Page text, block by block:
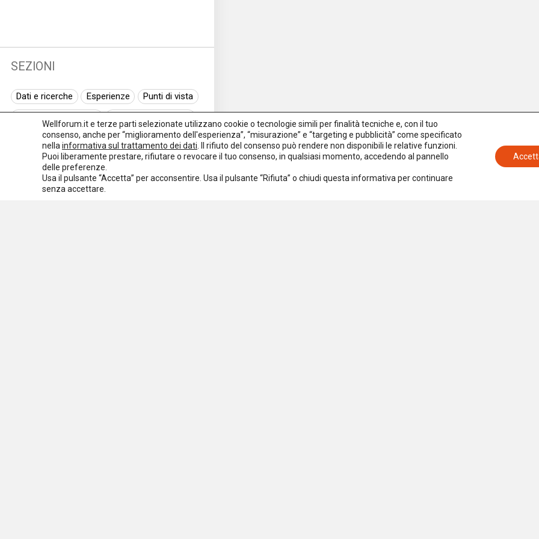
SEZIONI
Dati e ricerche Esperienze
Punti di vista
Normativa europea
Rassegna normativa
I seminari di Welforum
Eventi
Spazio ai promotori
Wellforum.it e terze parti selezionate utilizzano cookie o tecnologie simili per finalità tecniche e, con il tuo
consenso, anche per “miglioramento dell'esperienza”, “misurazione” e “targeting e pubblicità” come specificato
nella informativa sul trattamento dei dati . Il rifiuto del consenso può rendere non disponibili le relative funzioni.
Puoi liberamente prestare, rifiutare o revocare il tuo consenso, in qualsiasi momento, accedendo al pannello
delle preferenze.
Usa il pulsante “Accetta” per acconsentire. Usa il pulsante “Rifiuta” o chiudi questa informativa per continuare
senza accettare.